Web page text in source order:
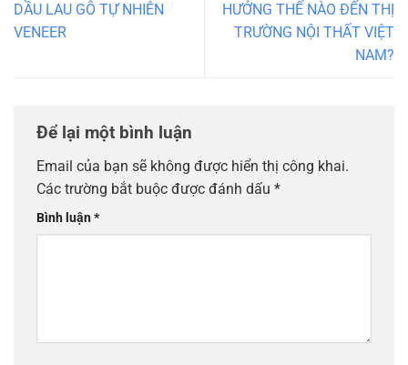
DẦU LAU GỖ TỰ NHIÊN
VENEER
HƯỞNG THẾ NÀO ĐẾN THỊ
TRƯỜNG NỘI THẤT VIỆT
NAM?
Để lại một bình luận
Email của bạn sẽ không được hiển thị công khai.
Các trường bắt buộc được đánh dấu *
Bình luận*